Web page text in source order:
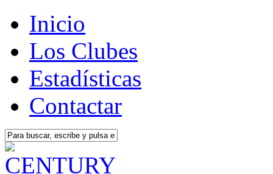
Inicio
Los Clubes
Estadísticas
Contactar